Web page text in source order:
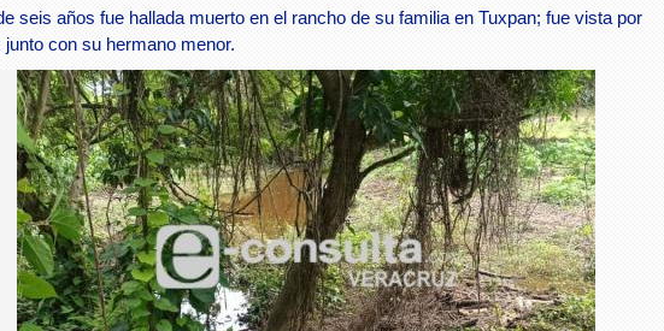
seis años fue hallada muerto en el rancho de su familia en Tuxpan; fue vista por
junto con su hermano menor.